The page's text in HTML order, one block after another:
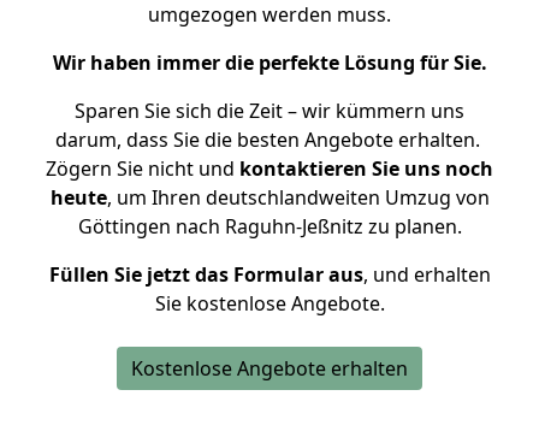
umgezogen werden muss.
Wir haben immer die perfekte Lösung für Sie.
Sparen Sie sich die Zeit – wir kümmern uns
darum, dass Sie die besten Angebote erhalten.
Zögern Sie nicht und kontaktieren Sie uns noch
heute, um Ihren deutschlandweiten Umzug von
Göttingen nach Raguhn-Jeßnitz zu planen.
Füllen Sie jetzt das Formular aus, und erhalten
Sie kostenlose Angebote.
Kostenlose Angebote erhalten